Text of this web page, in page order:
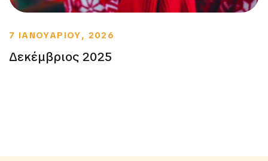
7 ΙΑΝΟΥΑΡΙΟΥ, 2026
Δεκέμβριος 2025